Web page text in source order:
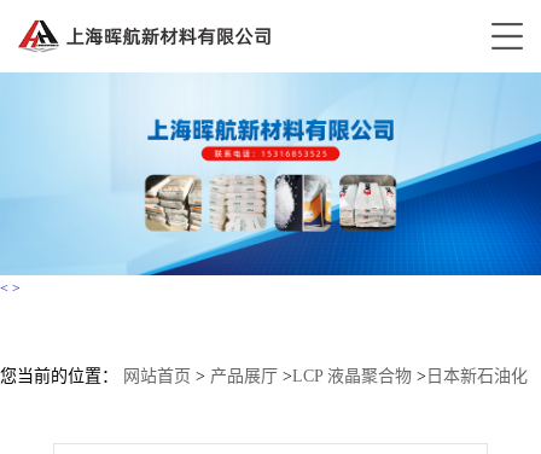
< >
您当前的位置： 网站首页 > 产品展厅 >LCP 液晶聚合物 > 日本新石油化